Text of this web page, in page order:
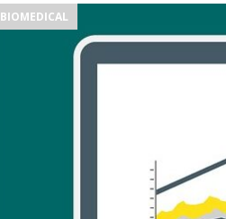
BIOMEDICAL